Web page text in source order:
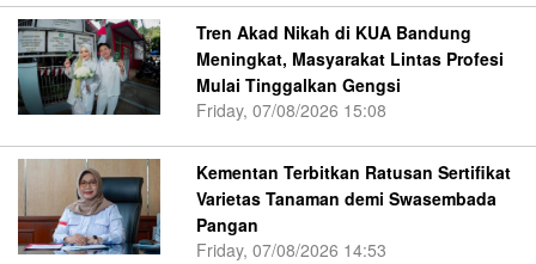
Tren Akad Nikah di KUA Bandung
Meningkat, Masyarakat Lintas Profesi
Mulai Tinggalkan Gengsi
Friday, 07/08/2026 15:08
Kementan Terbitkan Ratusan Sertifikat
Varietas Tanaman demi Swasembada
Pangan
Friday, 07/08/2026 14:53